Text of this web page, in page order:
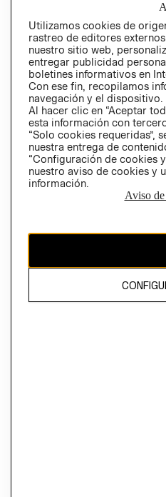
Perú (S/)
CAMBIAR REGIÓN
propiedad de H&M Hennes &
Utilizamos cookies de
rastreo de editores
nuestro sitio web,
entregar publicidad
boletines informativos en
Con ese fin, recopilamos
navegación y el dispositivo.
Al hacer clic en “Aceptar
esta información con
“Solo cookies requeridas”,
nuestra entrega de
“Configuración de cookies
nuestro aviso de cookies y
información.
Aviso